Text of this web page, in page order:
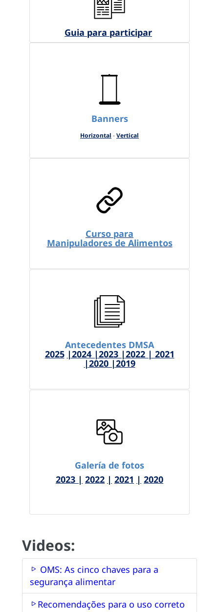
Guia para participar
Banners
Horizontal -Vertical
Curso para
Manipuladores de Alimentos
Antecedentes DMSA
2025 |2024 |2023 |2022 | 2021
|2020 |2019
Galería de fotos
2023 | 2022 | 2021 | 2020
Videos:
OMS: As cinco chaves para a
segurança alimentar
Recomendações para o uso correto